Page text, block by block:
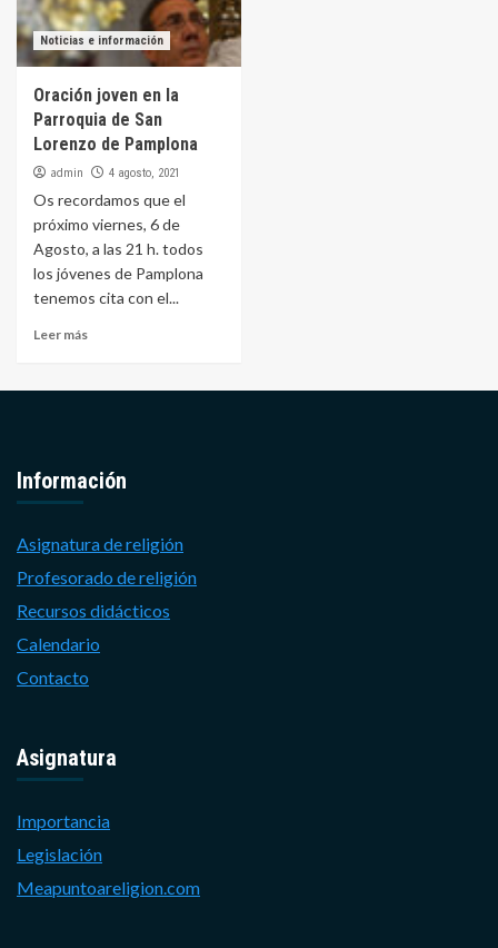
Noticias e información
Oración joven en la
Parroquia de San
Lorenzo de Pamplona
admin 4 agosto, 2021
Os recordamos que el
próximo viernes, 6 de
Agosto, a las 21 h. todos
los jóvenes de Pamplona
tenemos cita con el...
Leer más
Información
Asignatura de religión
Profesorado de religión
Recursos didácticos
Calendario
Contacto
Asignatura
Importancia
Legislación
Meapuntoareligion.com